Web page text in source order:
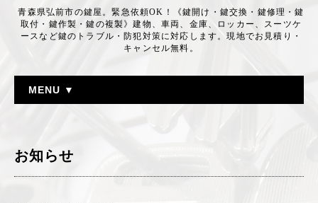
青森県弘前市の鍵屋。緊急依頼OK！《鍵開け・鍵交換・鍵修理・鍵
取付・鍵作製・鍵の複製》建物、車両、金庫、ロッカー、スーツケ
ースなど鍵のトラブル・防犯対策に対応します。現地でお見積り・
キャンセル無料。
MENU ▼
お知らせ